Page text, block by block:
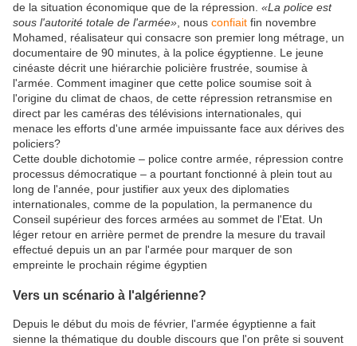
de la situation économique que de la répression. «La police est
sous l'autorité totale de l'armée» , nous confiait fin novembre
Mohamed, réalisateur qui consacre son premier long métrage, un
documentaire de 90 minutes, à la police égyptienne. Le jeune
cinéaste décrit une hiérarchie policière frustrée, soumise à
l'armée. Comment imaginer que cette police soumise soit à
l'origine du climat de chaos, de cette répression retransmise en
direct par les caméras des télévisions internationales, qui
menace les efforts d'une armée impuissante face aux dérives des
policiers?
Cette double dichotomie – police contre armée, répression contre
processus démocratique – a pourtant fonctionné à plein tout au
long de l'année, pour justifier aux yeux des diplomaties
internationales, comme de la population, la permanence du
Conseil supérieur des forces armées au sommet de l'Etat. Un
léger retour en arrière permet de prendre la mesure du travail
effectué depuis un an par l'armée pour marquer de son
empreinte le prochain régime égyptien
Vers un scénario à l'algérienne?
Depuis le début du mois de février, l'armée égyptienne a fait
sienne la thématique du double discours que l'on prête si souvent